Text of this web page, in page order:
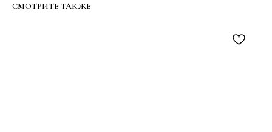
СМОТРИТЕ ТАКЖЕ